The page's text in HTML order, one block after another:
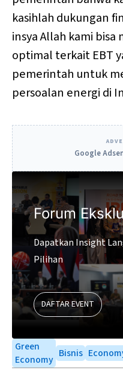
kasihlah dukungan
insya Allah kami
optimal terkait EBT
pemerintah untuk
persoalan energi di
Google
Forum
Dapatkan Insight
Pilihan
DAFTAR EVENT
Green
Economy Bisnis